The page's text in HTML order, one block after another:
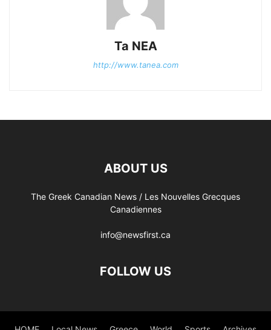
Ta NEA
http://www.tanea.com
ABOUT US
The Greek Canadian News / Les Nouvelles Grecques
Canadiennes
info@newsfirst.ca
FOLLOW US